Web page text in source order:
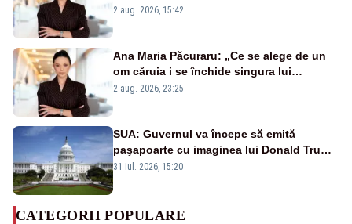
emisiunii „Miza Zilei” la Realitatea PLUS
2 aug. 2026, 15:42
Ana Maria Păcuraru: „Ce se alege de un
om căruia i se închide singura lui
portiță?”
2 aug. 2026, 23:25
SUA: Guvernul va începe să emită
paşapoarte cu imaginea lui Donald Trump
începând cu 8 august
31 iul. 2026, 15:20
CATEGORII POPULARE